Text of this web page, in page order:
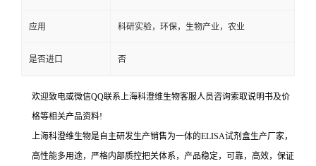
应用 科研实验，环保，生物产业，农业
是否进口 否
欢迎致电或微信QQ联系上海科澄维生物客服人员咨询索取说明书及价
格等相关产品资料!
上海科澄维生物是自主研发生产销售为一体的ELISA试剂盒生产厂家，
高性能多用途，严格内部质控把关体系，产品稳定，可靠，高效，保证